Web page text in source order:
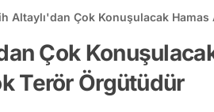
Altaylı'dan Çok Konuşulacak Hamas
Çok
Terör Örgütüdür